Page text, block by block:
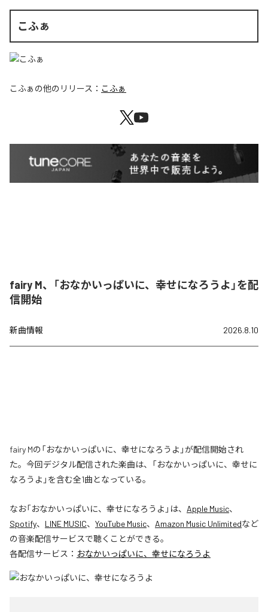
こふぁ
こふぁ の他のリリース： こふぁ
fairy M、「おなかいっぱいに、幸せになろうよ」を配
信開始
新曲情報 2026.8.10
fairy Mの「おなかいっぱいに、幸せになろうよ」が配信開始され
た。今回デジタル配信された楽曲は、「おなかいっぱいに、幸せに
なろうよ」を含む全1曲となっている。
なお「おなかいっぱいに、幸せになろうよ 」は、 Apple Music、
Spotify、 LINE MUSIC、 YouTube Music、 Amazon Music Unlimitedなど
の音楽配信サービスで聴くことができる。
各配信サービス： おなかいっぱいに、幸せになろうよ